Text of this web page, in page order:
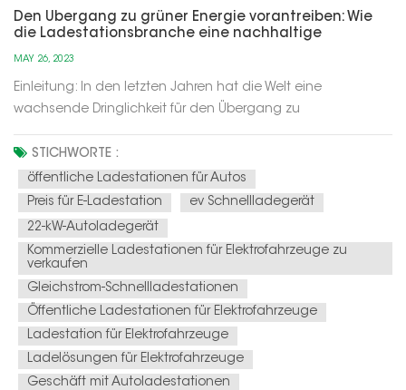
Den Übergang zu grüner Energie vorantreiben: Wie
die Ladestationsbranche eine nachhaltige
MAY 26, 2023
Einleitung: In den letzten Jahren hat die Welt eine
wachsende Dringlichkeit für den Übergang zu
erlebt. Ein entscheidender Aspekt dieses Übergangs ist die
Einführung von Elektrofahrzeugen (EVs) als Ersatz für
herkömmliche, mit fossilen Brennstof...
STICHWORTE :
öffentliche Ladestationen für Autos
Preis für E-Ladestation
ev Schnellladegerät
22-kW-Autoladegerät
Kommerzielle Ladestationen für Elektrofahrzeuge zu
verkaufen
Gleichstrom-Schnellladestationen
Öffentliche Ladestationen für Elektrofahrzeuge
Ladestation für Elektrofahrzeuge
Ladelösungen für Elektrofahrzeuge
Geschäft mit Autoladestationen